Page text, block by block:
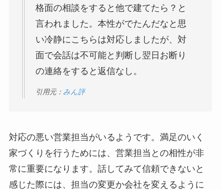
格面の相談をすると他で建てたら？と
言われました。本性がでたんだなと思
い冷静にこちらは対応しましたが、対
面で会話は不可能と判断し翌日お断り
の連絡をすると返信なし。
引用元： みん評
対応の悪い営業担当がいるようです。満足のいく
家づくりを行うためには、営業担当との相性が非
常に重要になります。話してみて信頼できないと
感じた際には、担当の変更か会社を変えるように